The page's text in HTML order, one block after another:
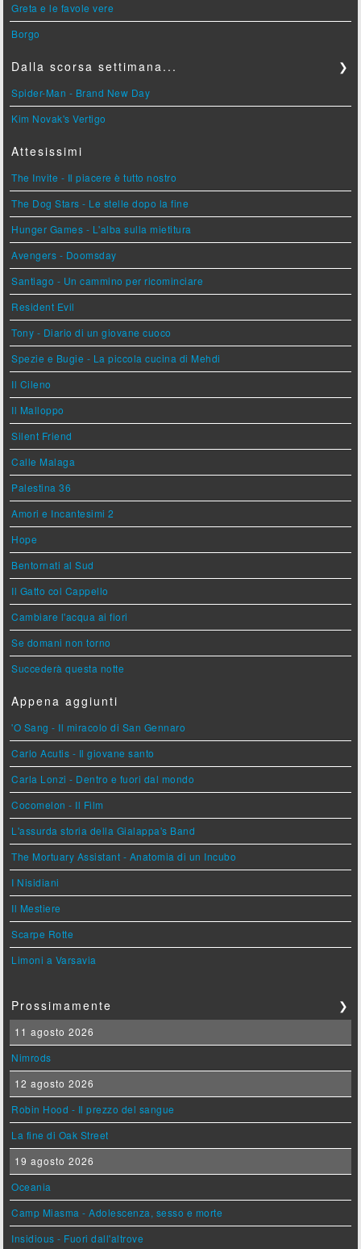
Greta e le favole vere
Borgo
Dalla scorsa settimana... ❯
Spider-Man - Brand New Day
Kim Novak's Vertigo
Attesissimi
The Invite - Il piacere è tutto nostro
The Dog Stars - Le stelle dopo la fine
Hunger Games - L'alba sulla mietitura
Avengers - Doomsday
Santiago - Un cammino per ricominciare
Resident Evil
Tony - Diario di un giovane cuoco
Spezie e Bugie - La piccola cucina di Mehdi
Il Cileno
Il Malloppo
Silent Friend
Calle Malaga
Palestina 36
Amori e Incantesimi 2
Hope
Bentornati al Sud
Il Gatto col Cappello
Cambiare l'acqua ai fiori
Se domani non torno
Succederà questa notte
Appena aggiunti
'O Sang - Il miracolo di San Gennaro
Carlo Acutis - Il giovane santo
Carla Lonzi - Dentro e fuori dal mondo
Cocomelon - Il Film
L'assurda storia della Gialappa's Band
The Mortuary Assistant - Anatomia di un Incubo
I Nisidiani
Il Mestiere
Scarpe Rotte
Limoni a Varsavia
Prossimamente ❯
11 agosto 2026
Nimrods
12 agosto 2026
Robin Hood - Il prezzo del sangue
La fine di Oak Street
19 agosto 2026
Oceania
Camp Miasma - Adolescenza, sesso e morte
Insidious - Fuori dall'altrove